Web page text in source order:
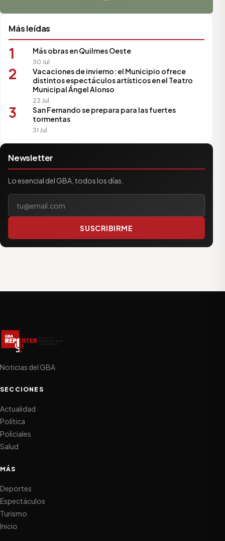
Más leídas
1 Más obras en Quilmes Oeste
30 Jul
2
Vacaciones de invierno: el Municipio ofrece
distintos espectáculos artísticos en el Teatro
Municipal Ángel Alonso
23 Jul
3
San Fernando se prepara para las fuertes
tormentas
31 Jul
Newsletter
Lo esencial del GBA, todos los días.
Tu correo electrónico
SUSCRIBIRME
Noticias del GBA
SECCIONES
Actualidad
Política
Policiales
Salud
MÁS
Deportes
Espectáculos
Turismo
Inicio